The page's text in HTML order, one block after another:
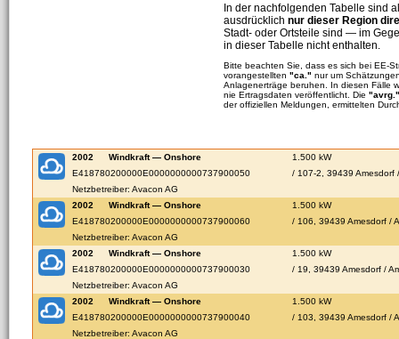
In der nachfolgenden Tabelle sind
ausdrücklich nur dieser Region
Stadt- oder Ortsteile sind — im
in dieser Tabelle nicht enthalten.
Bitte beachten Sie, dass es sich bei EE-
vorangestellten "ca." nur um
Anlagenerträge beruhen. In diesen Fälle
nie Ertragsdaten veröffentlicht. Die "avrg."
der offiziellen Meldungen, ermittelten
2002 Windkraft — Onshore
1.500 kW
E418780200000E0000000000737900050
/ 107-2, 39439 Amesdorf
Netzbetreiber: Avacon AG
2002
Windkraft — Onshore
1.500 kW
E418780200000E0000000000737900060
/ 106, 39439 Amesdorf /
Netzbetreiber: Avacon AG
2002
Windkraft — Onshore
1.500 kW
E418780200000E0000000000737900030
/ 19, 39439 Amesdorf /
Netzbetreiber: Avacon AG
2002
Windkraft — Onshore
1.500 kW
E418780200000E0000000000737900040
/ 103, 39439 Amesdorf /
Netzbetreiber: Avacon AG